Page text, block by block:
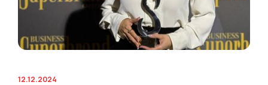
12.12.2024